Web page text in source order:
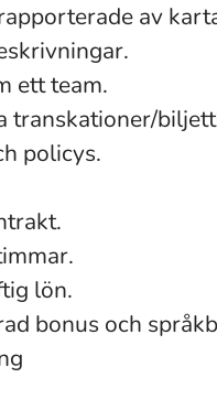
av
ett team.
transkationer/
policys.
lön.
bonus och